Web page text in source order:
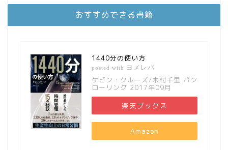
おすすめできる書籍
1440分の使い方
posted with ヨメレバ
ケビン・クルーズ/木村千里 パン
ローリング 2017年09月
楽天ブックス
Amazon